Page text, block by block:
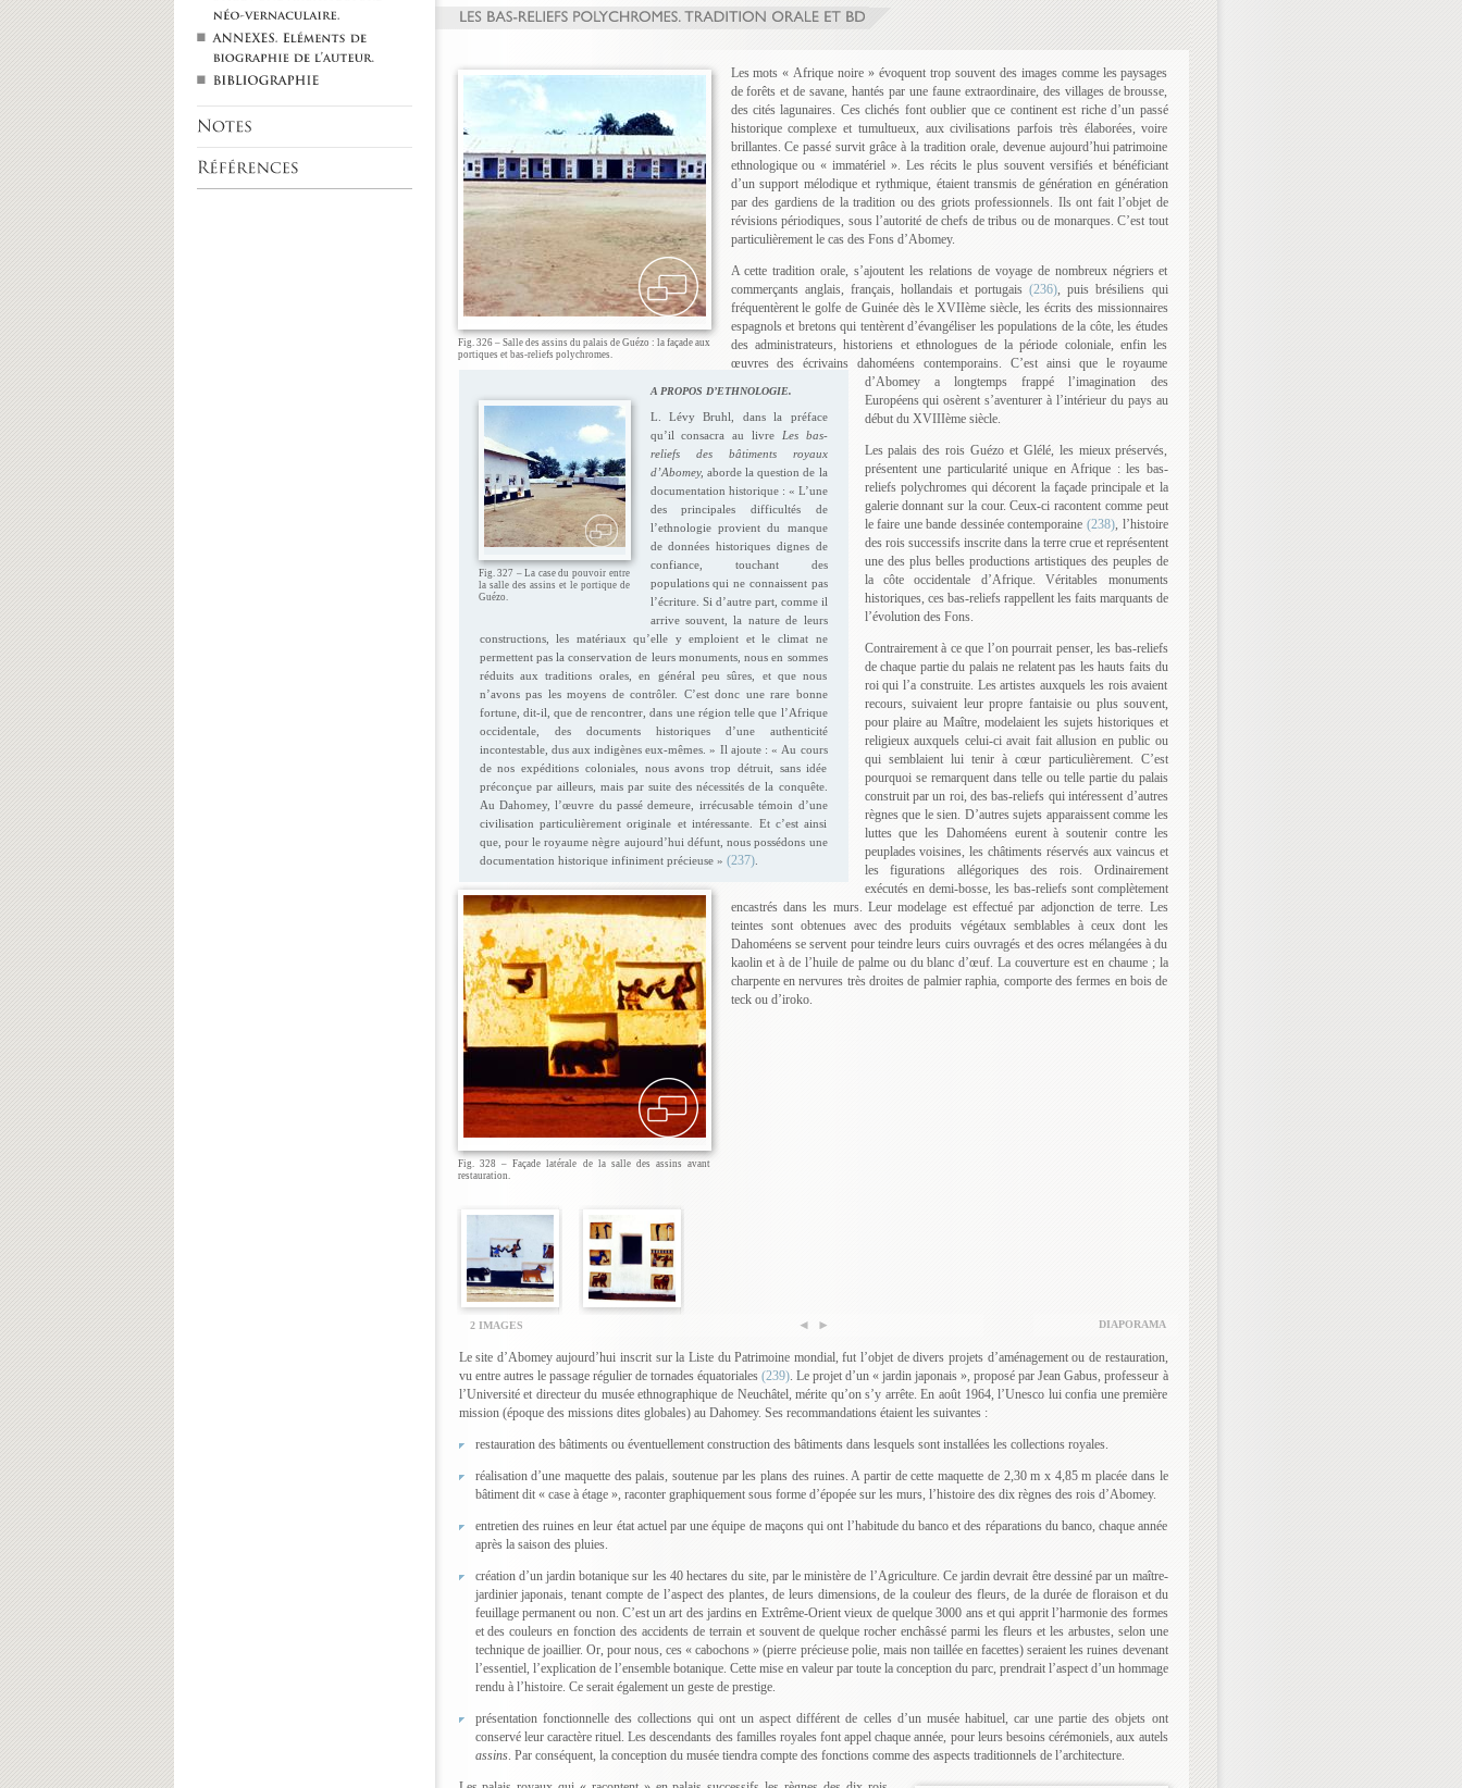
Fig. 326 – Salle des assins du palais de Guézo : la façade aux
portiques et bas-reliefs polychromes.
Les mots « Afrique noire » évoquent trop souvent des images comme les paysages
de forêts et de savane, hantés par une faune extraordinaire, des villages de brousse,
des cités lagunaires. Ces clichés font oublier que ce continent est riche d’un passé
historique complexe et tumultueux, aux civilisations parfois très élaborées, voire
brillantes. Ce passé survit grâce à la tradition orale, devenue aujourd’hui patrimoine
ethnologique ou « immatériel ». Les récits le plus souvent versifiés et bénéficiant
d’un support mélodique et rythmique, étaient transmis de génération en génération
par des gardiens de la tradition ou des griots professionnels. Ils ont fait l’objet de
révisions périodiques, sous l’autorité de chefs de tribus ou de monarques. C’est tout
particulièrement le cas des Fons d’Abomey.
Fig. 327 – La case du pouvoir entre
la salle des assins et le portique de
Guézo.
A PROPOS D’ETHNOLOGIE.
L. Lévy Bruhl, dans la préface
qu’il consacra au livre
Les bas-
reliefs des bâtiments royaux
d’Abomey, aborde la question de la
documentation historique : « L’une
des principales difficultés de
l’ethnologie provient du manque
de données historiques dignes de
confiance, touchant des
populations qui ne connaissent pas
l’écriture. Si d’autre part, comme il
arrive souvent, la nature de leurs
constructions, les matériaux qu’elle y emploient et le climat ne
permettent pas la conservation de leurs monuments, nous en sommes
réduits aux traditions orales, en général peu sûres, et que nous
n’avons pas les moyens de contrôler. C’est donc une rare bonne
fortune, dit-il, que de rencontrer, dans une région telle que l’Afrique
occidentale, des documents historiques d’une authenticité
incontestable, dus aux indigènes eux-mêmes. » Il ajoute : « Au cours
de nos expéditions coloniales, nous avons trop détruit, sans idée
préconçue par ailleurs, mais par suite des nécessités de la conquête.
Au Dahomey, l’œuvre du passé demeure, irrécusable témoin d’une
civilisation particulièrement originale et intéressante. Et c’est ainsi
que, pour le royaume nègre aujourd’hui défunt, nous possédons une
documentation historique infiniment précieuse » (237).
A cette tradition orale, s’ajoutent les relations de voyage de nombreux négriers et
commerçants anglais, français, hollandais et portugais (236), puis brésiliens qui
fréquentèrent le golfe de Guinée dès le XVIIème siècle, les écrits des missionnaires
espagnols et bretons qui tentèrent d’évangéliser les populations de la côte, les études
des administrateurs, historiens et ethnologues de la période coloniale, enfin les
œuvres des écrivains dahoméens contemporains. C’est ainsi que le royaume
d’Abomey a longtemps frappé l’imagination des
Européens qui osèrent s’aventurer à l’intérieur du pays au
début du XVIIIème siècle.
Les palais des rois Guézo et Glélé, les mieux préservés,
présentent une particularité unique en Afrique : les bas-
reliefs polychromes qui décorent la façade principale et la
galerie donnant sur la cour. Ceux-ci racontent comme peut
le faire une bande dessinée contemporaine (238), l’histoire
des rois successifs inscrite dans la terre crue et représentent
une des plus belles productions artistiques des peuples de
la côte occidentale d’Afrique. Véritables monuments
historiques, ces bas-reliefs rappellent les faits marquants de
l’évolution des Fons.
Fig. 328 – Façade latérale de la salle des assins avant
restauration.
Contrairement à ce que l’on pourrait penser, les bas-reliefs
de chaque partie du palais ne relatent pas les hauts faits du
roi qui l’a construite. Les artistes auxquels les rois avaient
recours, suivaient leur propre fantaisie ou plus souvent,
pour plaire au Maître, modelaient les sujets historiques et
religieux auxquels celui-ci avait fait allusion en public ou
qui semblaient lui tenir à cœur particulièrement. C’est
pourquoi se remarquent dans telle ou telle partie du palais
construit par un roi, des bas-reliefs qui intéressent d’autres
règnes que le sien. D’autres sujets apparaissent comme les
luttes que les Dahoméens eurent à soutenir contre les
peuplades voisines, les châtiments réservés aux vaincus et
les figurations allégoriques des rois. Ordinairement
exécutés en demi-bosse, les bas-reliefs sont complètement
encastrés dans les murs. Leur modelage est effectué par adjonction de terre. Les
teintes sont obtenues avec des produits végétaux semblables à ceux dont les
Dahoméens se servent pour teindre leurs cuirs ouvragés et des ocres mélangées à du
kaolin et à de l’huile de palme ou du blanc d’œuf. La couverture est en chaume ; la
charpente en nervures très droites de palmier raphia, comporte des fermes en bois de
teck ou d’iroko.
2 IMAGES DIAPORAMA
Le site d’Abomey aujourd’hui inscrit sur la Liste du Patrimoine mondial, fut l’objet de divers projets d’aménagement ou de restauration,
vu entre autres le passage régulier de tornades équatoriales(239). Le projet d’un « jardin japonais », proposé par Jean Gabus, professeur à
l’Université et directeur du musée ethnographique de Neuchâtel, mérite qu’on s’y arrête. En août 1964, l’Unesco lui confia une première
mission (époque des missions dites globales) au Dahomey. Ses recommandations étaient les suivantes :
restauration des bâtiments ou éventuellement construction des bâtiments dans lesquels sont installées les collections royales.
réalisation d’une maquette des palais, soutenue par les plans des ruines. A partir de cette maquette de 2,30 m x 4,85 m placée dans le
bâtiment dit « case à étage », raconter graphiquement sous forme d’épopée sur les murs, l’histoire des dix règnes des rois d’Abomey.
entretien des ruines en leur état actuel par une équipe de maçons qui ont l’habitude du banco et des réparations du banco, chaque année
après la saison des pluies.
création d’un jardin botanique sur les 40 hectares du site, par le ministère de l’Agriculture. Ce jardin devrait être dessiné par un maître-
jardinier japonais, tenant compte de l’aspect des plantes, de leurs dimensions, de la couleur des fleurs, de la durée de floraison et du
feuillage permanent ou non. C’est un art des jardins en Extrême-Orient vieux de quelque 3000 ans et qui apprit l’harmonie des formes
et des couleurs en fonction des accidents de terrain et souvent de quelque rocher enchâssé parmi les fleurs et les arbustes, selon une
technique de joaillier. Or, pour nous, ces « cabochons » (pierre précieuse polie, mais non taillée en facettes) seraient les ruines devenant
l’essentiel, l’explication de l’ensemble botanique. Cette mise en valeur par toute la conception du parc, prendrait l’aspect d’un hommage
rendu à l’histoire. Ce serait également un geste de prestige.
présentation fonctionnelle des collections qui ont un aspect différent de celles d’un musée habituel, car une partie des objets ont
conservé leur caractère rituel. Les descendants des familles royales font appel chaque année, pour leurs besoins cérémoniels, aux autels
assins. Par conséquent, la conception du musée tiendra compte des fonctions comme des aspects traditionnels de l’architecture.